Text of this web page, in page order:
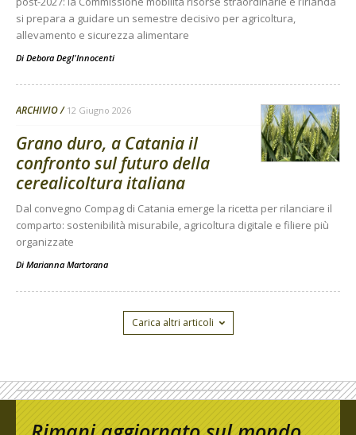
si prepara a guidare un semestre decisivo per agricoltura,
allevamento e sicurezza alimentare
Di Debora Degl'Innocenti
ARCHIVIO 12 Giugno 2026
Grano duro, a Catania il
confronto sul futuro della
cerealicoltura italiana
Dal convegno Compag di Catania emerge la ricetta per rilanciare il
comparto: sostenibilità misurabile, agricoltura digitale e filiere più
organizzate
Di Marianna Martorana
Carica altri articoli